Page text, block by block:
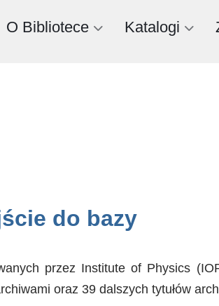
O Bibliotece Katalogi
do bazy
przez Institute of Physics
oraz 39 dalszych tytułów